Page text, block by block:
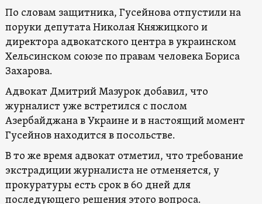
По словам защитника, Гусейнова отпустили на
поруки депутата Николая Княжицкого и
директора адвокатского центра в украинском
Хельсинском союзе по правам человека Бориса
Захарова.
Адвокат Дмитрий Мазурок добавил, что
журналист уже встретился с послом
Азербайджана в Украине и в настоящий момент
Гусейнов находится в посольстве.
В то же время адвокат отметил, что требование
экстрадиции журналиста не отменяется, у
прокуратуры есть срок в 60 дней для
последующего решения этого вопроса.